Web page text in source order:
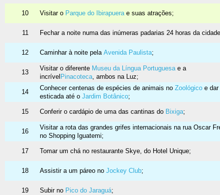
10 Visitar o Parque do Ibirapuerae suas atrações;
11 Fechar a noite numa das inúmeras padarias 24 horas da
12 Caminhar à noite pela Avenida Paulista;
13
Visitar o diferente Museu da Língua Portuguesae a
incrível Pinacoteca, ambos na Luz;
14
Conhecer centenas de espécies de animais no Zoológico e
esticada até o Jardim Botânico;
15 Conferir o cardápio de uma das cantinas do Bixiga;
16
Visitar a rota das grandes grifes internacionais na rua Oscar
no Shopping Iguatemi;
17 Tomar um chá no restaurante Skye, do Hotel Unique;
18 Assistir a um páreo no Jockey Club;
19 Subir no Pico do Jaraguá;